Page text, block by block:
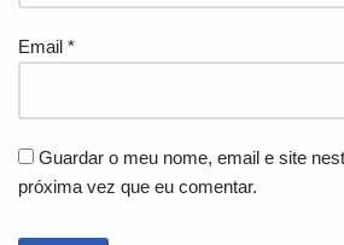
Email *
Guardar o meu nome, email e site
próxima vez que eu comentar.